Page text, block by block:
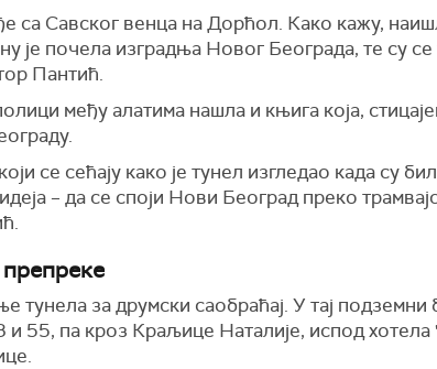
са Савског венца на Дорћол. Како кажу,
је почела изградња Новог Београда, те су
Пантић.
међу алатима нашла и књига која,
се сећају како је тунел изгледао када су
– да се споји Нови Београд преко
тунела за друмски саобраћај. У тај
и 55, па кроз Краљице Наталије, испод